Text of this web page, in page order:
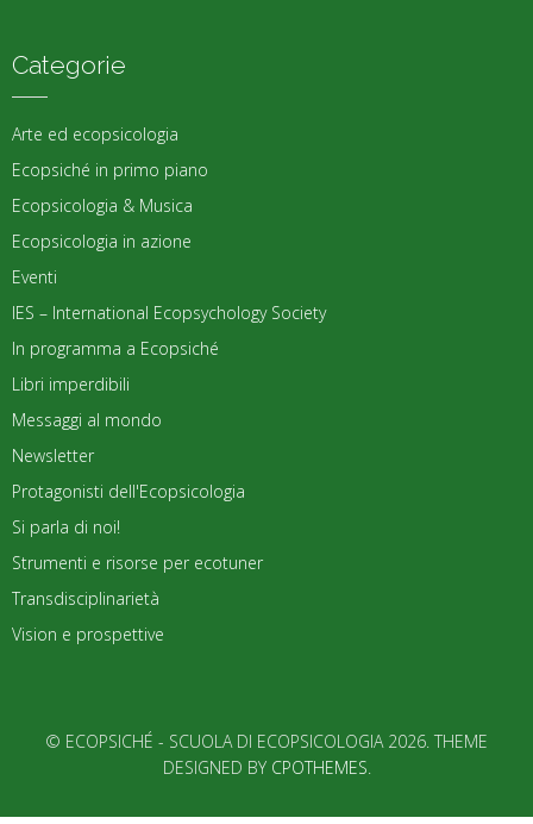
Categorie
Arte ed ecopsicologia
Ecopsiché in primo piano
Ecopsicologia & Musica
Ecopsicologia in azione
Eventi
IES – International Ecopsychology Society
In programma a Ecopsiché
Libri imperdibili
Messaggi al mondo
Newsletter
Protagonisti dell'Ecopsicologia
Si parla di noi!
Strumenti e risorse per ecotuner
Transdisciplinarietà
Vision e prospettive
© ECOPSICHÉ - SCUOLA DI ECOPSICOLOGIA 2026. THEME
DESIGNED BY CPOTHEMES.